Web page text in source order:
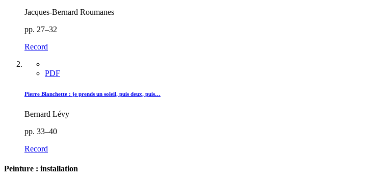
Jacques-Bernard Roumanes
pp. 27–32
Record
PDF
Pierre Blanchette : je prends un soleil, puis deux, puis…
Bernard Lévy
pp. 33–40
Record
Peinture : installation